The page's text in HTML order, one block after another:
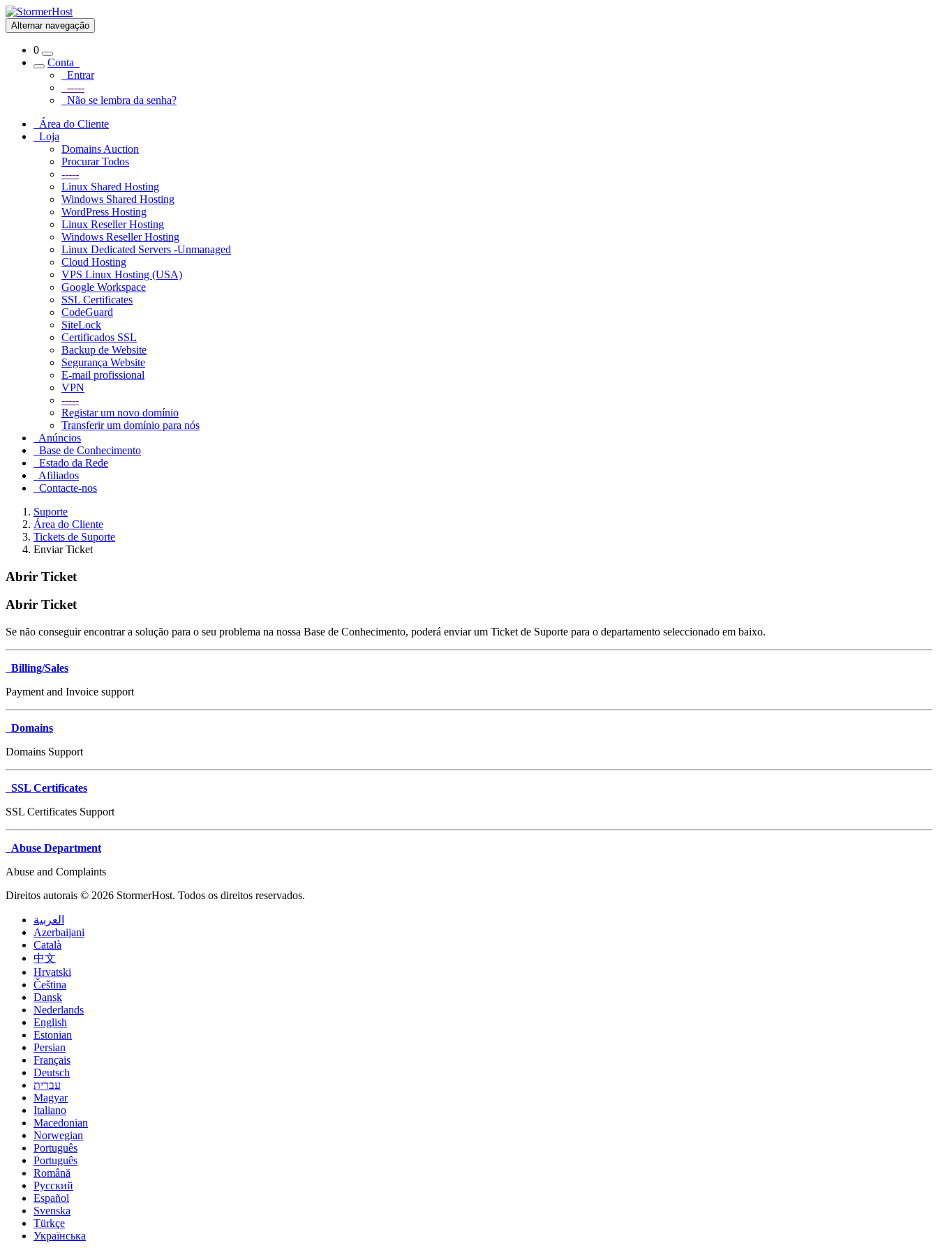
Alternar navegação
0
Conta
Entrar
-----
Não se lembra da senha?
Área do Cliente
Loja
Domains Auction
Procurar Todos
-----
Linux Shared Hosting
Windows Shared Hosting
WordPress Hosting
Linux Reseller Hosting
Windows Reseller Hosting
Linux Dedicated Servers -Unmanaged
Cloud Hosting
VPS Linux Hosting (USA)
Google Workspace
SSL Certificates
CodeGuard
SiteLock
Certificados SSL
Backup de Website
Segurança Website
E-mail profissional
VPN
-----
Registar um novo domínio
Transferir um domínio para nós
Anúncios
Base de Conhecimento
Estado da Rede
Afiliados
Contacte-nos
Suporte
Área do Cliente
Tickets de Suporte
Enviar Ticket
Abrir Ticket
Abrir Ticket
Se não conseguir encontrar a solução para o seu problema na nossa Base de Conhecimento, poderá enviar um Ticket de Suporte para o departamento seleccionado em baixo.
Billing/Sales
Payment and Invoice support
Domains
Domains Support
SSL Certificates
SSL Certificates Support
Abuse Department
Abuse and Complaints
Direitos autorais © 2026 StormerHost. Todos os direitos reservados.
العربية
Azerbaijani
Català
中文
Hrvatski
Čeština
Dansk
Nederlands
English
Estonian
Persian
Français
Deutsch
עברית
Magyar
Italiano
Macedonian
Norwegian
Português
Português
Română
Русский
Español
Svenska
Türkçe
Українська